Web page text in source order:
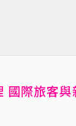
際旅客與